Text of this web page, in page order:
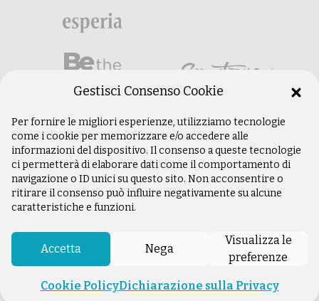
©Copyright 2003 –
Italiano Soka Gakkai. Tutti i diritti riservati |
P.IVA: 04935120487 | Sede Legale: Firenze |
Privacy Policy
Gestisci Consenso Cookie
Per fornire le migliori esperienze, utilizziamo tecnologie
come i cookie per memorizzare e/o accedere alle
informazioni del dispositivo. Il consenso a queste tecnologie
ci permetterà di elaborare dati come il comportamento di
navigazione o ID unici su questo sito. Non acconsentire o
ritirare il consenso può influire negativamente su alcune
caratteristiche e funzioni.
Accetta Nega
Visualizza le
preferenze
Cookie PolicyDichiarazione sulla Privacy